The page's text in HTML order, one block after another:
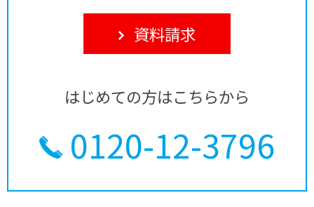
資料請求
はじめての方はこちらから
0120-12-3796